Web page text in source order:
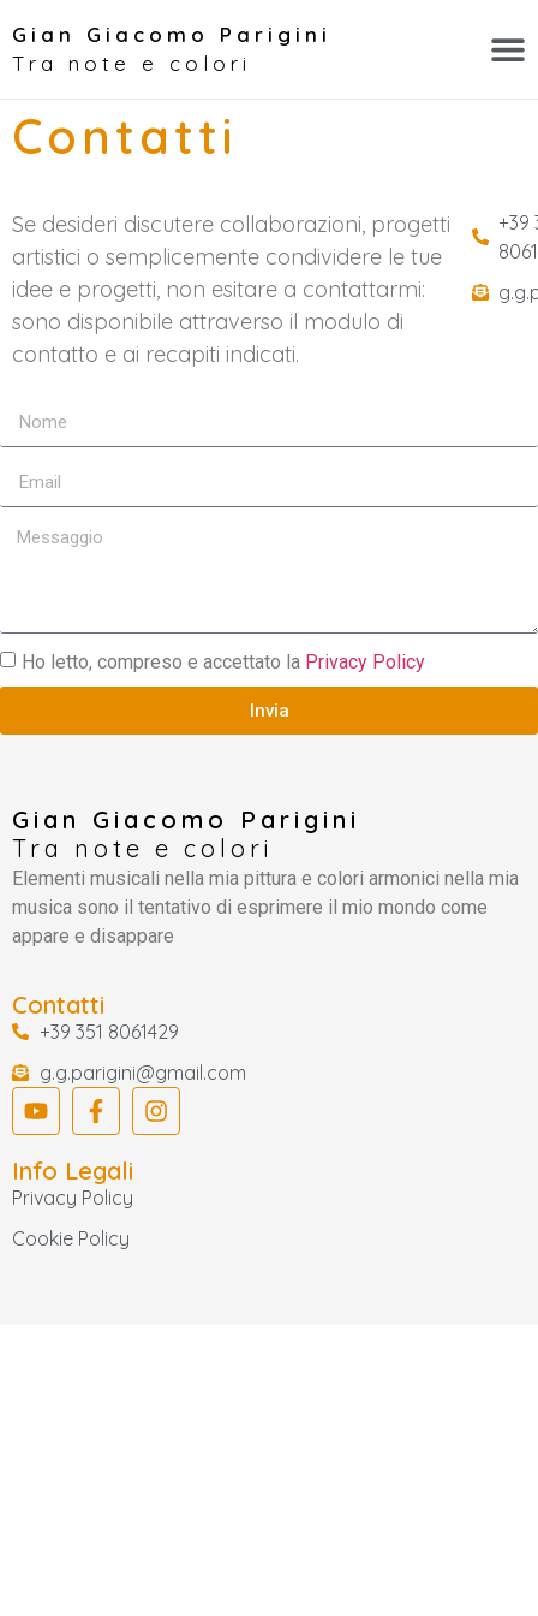
Gian Giacomo Parigini
Tra note e colori
Contatti
Se desideri discutere collaborazioni, progetti
artistici o semplicemente condividere le tue
idee e progetti, non esitare a contattarmi:
sono disponibile attraverso il modulo di
contatto e ai recapiti indicati.
+39
Ho letto, compreso e accettato la Privacy Policy
Invia
Gian Giacomo Parigini
Tra note e colori
Elementi musicali nella mia pittura e colori armonici nella mia
musica sono il tentativo di esprimere il mio mondo come
appare e disappare
Contatti
+39 351 8061429
g.g.parigini@gmail.com
Info Legali
Privacy Policy
Cookie Policy